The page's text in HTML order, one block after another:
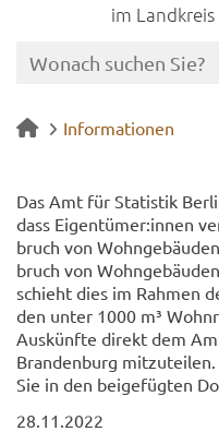
im
Informationen
Das Amt für Sta­tis­tik
dass Ei­gen­tü­mer:innen
bruch von
bruch von
schieht dies im Rah­men
den unter 1000 m³
Aus­künf­te di­rekt dem
Brandenburg
Sie in den bei­gefüg­ten
28.11.2022